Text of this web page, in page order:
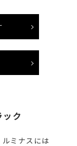
ク
ミナスには